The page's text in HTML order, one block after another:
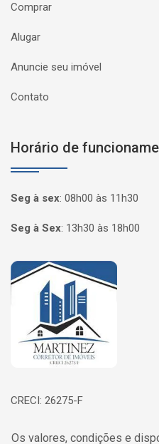
Comprar
Alugar
Anuncie seu imóvel
Contato
Horário de
Seg à sex: 08h00 às 11h30
Seg à Sex: 13h30 às 18h00
Página inicial
CRECI: 26275-F
Os valores, condições e